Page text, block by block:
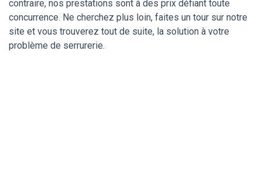
contraire, nos prestations sont à des prix défiant toute
concurrence. Ne cherchez plus loin, faites un tour sur notre
site et vous trouverez tout de suite, la solution à votre
problème de serrurerie.